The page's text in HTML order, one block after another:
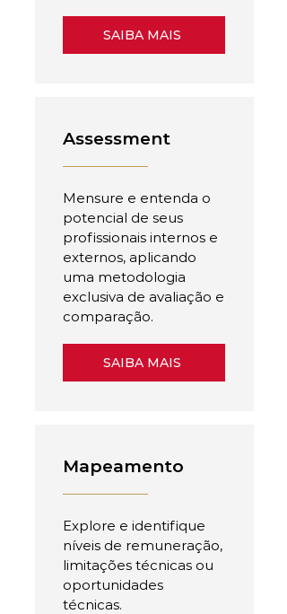
SAIBA MAIS
Assessment
Mensure e entenda o
potencial de seus
profissionais internos e
externos, aplicando
uma metodologia
exclusiva de avaliação e
comparação.
SAIBA MAIS
Mapeamento
Explore e identifique
níveis de remuneração,
limitações técnicas ou
oportunidades
técnicas.